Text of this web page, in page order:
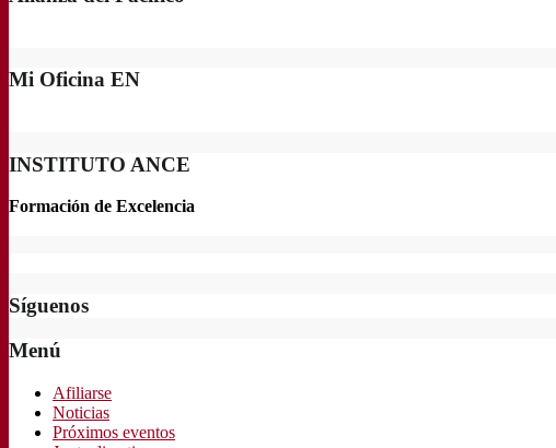
Mi Oficina EN
INSTITUTO ANCE
Formación de Excelencia
Síguenos
Menú
Afiliarse
Noticias
Próximos eventos